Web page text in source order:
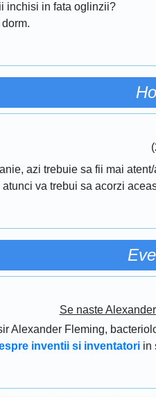
inchisi in fata oglinzii?
azi trebuie sa fii mai
va trebui sa acorzi
Se naste
Alexander Fleming,
inventii si inventatori in